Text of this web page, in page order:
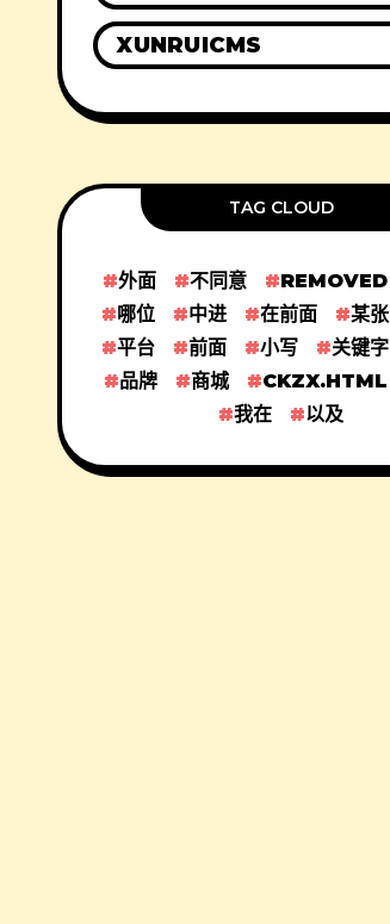
XUNRUICMS
TAG CLOUD
外面 不同意 REMOVED
哪位
中进 在前面 某张
平台
前面 小写 关键字
品牌
商城 CKZX.HTML
我在
以及